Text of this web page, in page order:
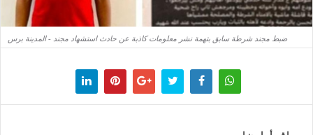
ضبط مجند شرطة سابق بتهمة نشر معلومات كاذبة عن حادث استشهاد مجند - المدينة برس